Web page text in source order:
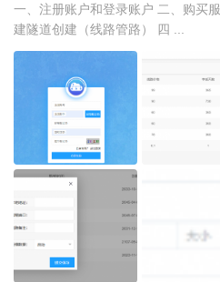
一、注册账户和登录账户 二、购买
建隧道创建（线路管路） 四 ...